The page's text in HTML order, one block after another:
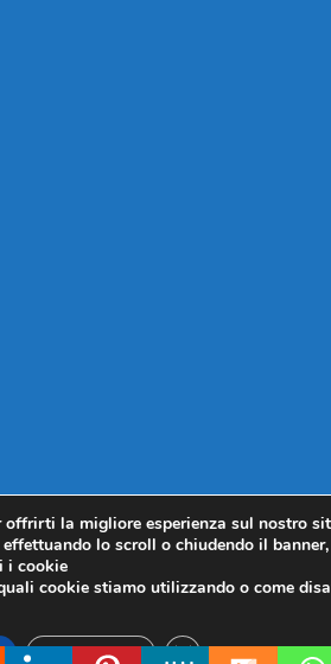
la migliore esperienza sul nostro
lo scroll o chiudendo il
i cookie
cookie stiamo utilizzando o come
Impostazioni CLOSE GDPR